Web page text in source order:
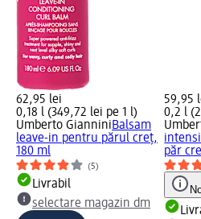
62,95 lei
0,18 l (349,72 lei pe 1 l)
Umberto GianniniBalsam
leave-in pentru părul creț,
180 ml
(5)
Livrabil
selectare magazin dm
59,95
0,2 l
păr